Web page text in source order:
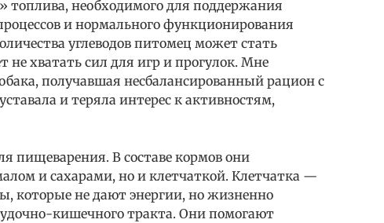
топлива, необходимого для поддержания
и нормального функционирования
углеводов питомец может стать
хватать сил для игр и прогулок. Мне
получавшая несбалансированный рацион с
и теряла интерес к активностям,
пищеварения. В составе кормов они
и сахарами, но и клетчаткой. Клетчатка —
которые не дают энергии, но жизненно
кишечного тракта. Они помогают